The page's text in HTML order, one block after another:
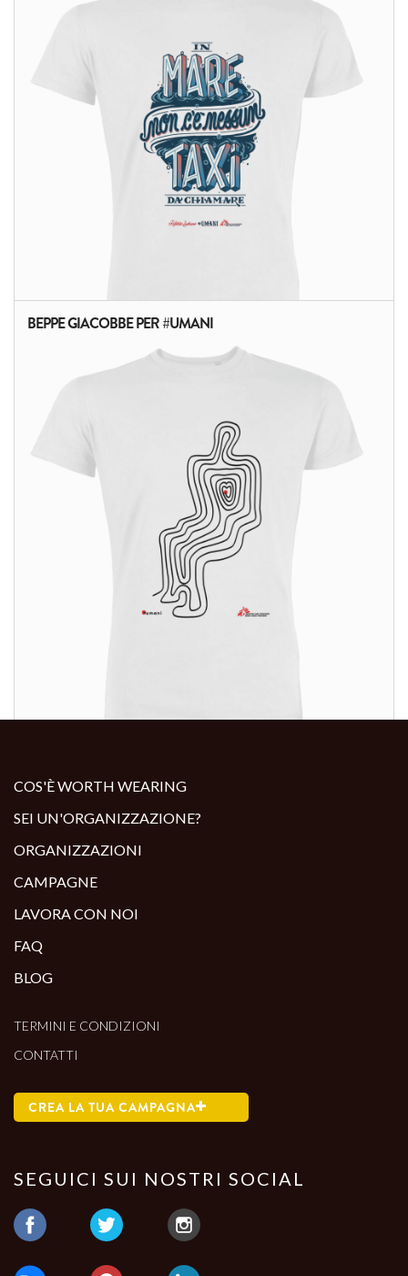
BEPPE GIACOBBE PER #UMANI
COS'È WORTH WEARING
SEI UN'ORGANIZZAZIONE?
ORGANIZZAZIONI
CAMPAGNE
LAVORA CON NOI
FAQ
BLOG
TERMINI E CONDIZIONI
CONTATTI
CREA LA TUA CAMPAGNA
SEGUICI SUI NOSTRI SOCIAL